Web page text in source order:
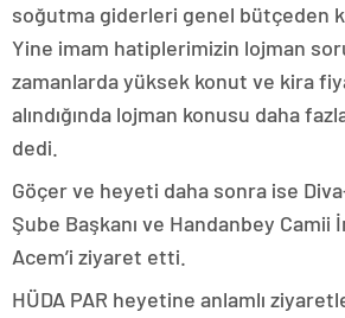
soğutma giderleri genel bütçeden
Yine imam hatiplerimizin lojman
zamanlarda yüksek konut ve kira
alındığında lojman konusu daha
dedi.
Göçer ve heyeti daha sonra ise
Şube Başkanı ve Handanbey Camii
Acem’i ziyaret etti.
HÜDA PAR heyetine anlamlı